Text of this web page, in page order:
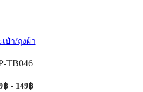
เป๋า/ถุงผ้า
TB046
฿ - 149฿